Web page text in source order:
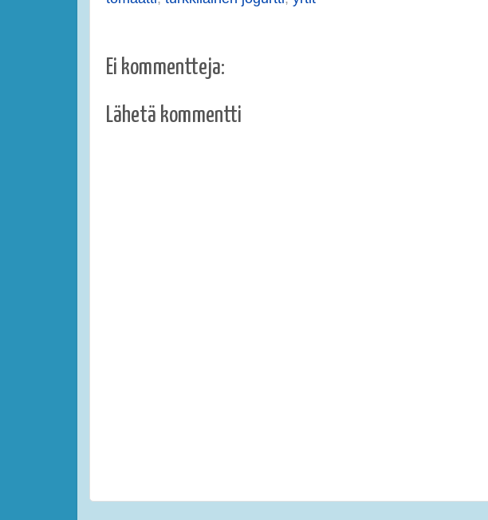
Ei kommentteja:
Lähetä kommentti